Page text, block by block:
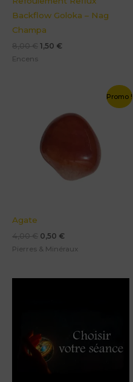
Backflow Goloka – Nag
Champa
8,00€ 1,50 €
Encens
Promo !
Agate
4,00€
était :
4,00 €.
0,50 €
actuel
Pierres & Minéraux